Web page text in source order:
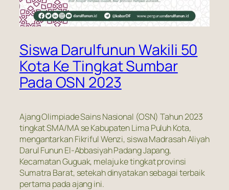
Siswa Darulfunun Wakili 50
Kota Ke Tingkat Sumbar
Pada OSN 2023
Ajang Olimpiade Sains Nasional (OSN) Tahun 2023
tingkat SMA/MA se Kabupaten Lima Puluh Kota,
mengantarkan Fikriful Wenzi, siswa Madrasah Aliyah
Darul Funun El-Abbasiyah Padang Japang,
Kecamatan Guguak, melaju ke tingkat provinsi
Sumatra Barat, setekah dinyatakan sebagai terbaik
pertama pada ajang ini.